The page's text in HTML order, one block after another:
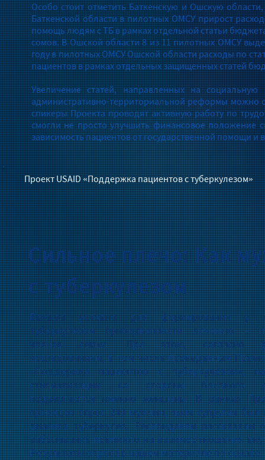
Особо стоит отметить Баткенскую и Ошскую
Баткенской области в пилотных ОМСУ прирост
помощь людям с ТБ в рамках отдельной статьи
сомов. В Ошской области 8 из 11 пилотных ОМСУ
году в пилотных ОМСУ Ошской области расходы по
пациентов в рамках отдельных защищенных статей
Увеличение статей, направленных на
административно-территориальной реформы можно
спикеры Проекта проводят активную работу по
смогли не просто улучшить финансовое положение
зависимость пациентов от государственной помощи и
Проект USAID «Поддержка пациентов с туберкулезом»
Сильное плечо: Как
с туберкулезом
Важное условие для формирования у
туберкулезом приверженности лечению –
членов семьи. При этом, согласно
исследованиям, в том числе проведенным
«Поддержка пациентов с туберкулезом»,
стигматизации со стороны близкого
подвергаются именно женщины. В рамках
проведен опрос 240 мужчин, чьим супругам был
диагноз туберкулез. Респонденты рассказали
заболевание повлияло на взаимоотношения
Результаты опроса в нашем материале по ссылке.